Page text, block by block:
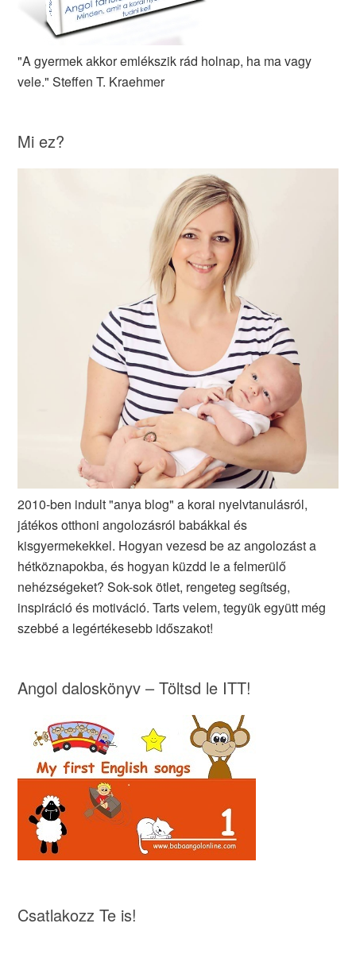
"A gyermek akkor emlékszik rád holnap, ha ma vagy
vele." Steffen T. Kraehmer
Mi ez?
2010-ben indult "anya blog" a korai nyelvtanulásról,
játékos otthoni angolozásról babákkal és
kisgyermekekkel. Hogyan vezesd be az angolozást a
hétköznapokba, és hogyan küzdd le a felmerülő
nehézségeket? Sok-sok ötlet, rengeteg segítség,
inspiráció és motiváció. Tarts velem, tegyük együtt még
szebbé a legértékesebb időszakot!
Angol daloskönyv – Töltsd le ITT!
Csatlakozz Te is!